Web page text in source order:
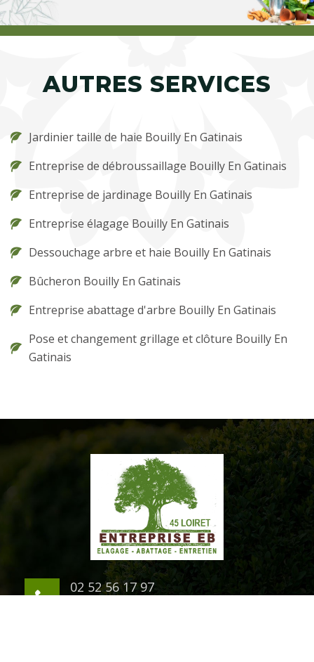
AUTRES SERVICES
Jardinier taille de haie Bouilly En Gatinais
Entreprise de débroussaillage Bouilly En Gatinais
Entreprise de jardinage Bouilly En Gatinais
Entreprise élagage Bouilly En Gatinais
Dessouchage arbre et haie Bouilly En Gatinais
Bûcheron Bouilly En Gatinais
Entreprise abattage d'arbre Bouilly En Gatinais
Pose et changement grillage et clôture Bouilly En
Gatinais
02 52 56 17 97